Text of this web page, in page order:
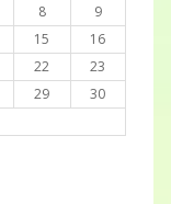
8
9
15
16
22
23
29
30